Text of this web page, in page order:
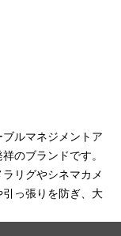
ルマネジメントア
のブランドです。
リグやシネマカメ
っ張りを防ぎ、大